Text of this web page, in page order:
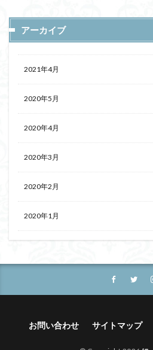
アーカイブ
2021年4月
2020年5月
2020年4月
2020年3月
2020年2月
2020年1月
お問い合わせ サイトマップ